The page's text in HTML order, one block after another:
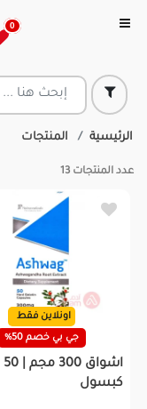
0
الرئيسية المنتجات
عدد المنتجات 13
اونلاين فقط
جي بي خصم 50%
اشواق 300 مجم | 50
كبسول